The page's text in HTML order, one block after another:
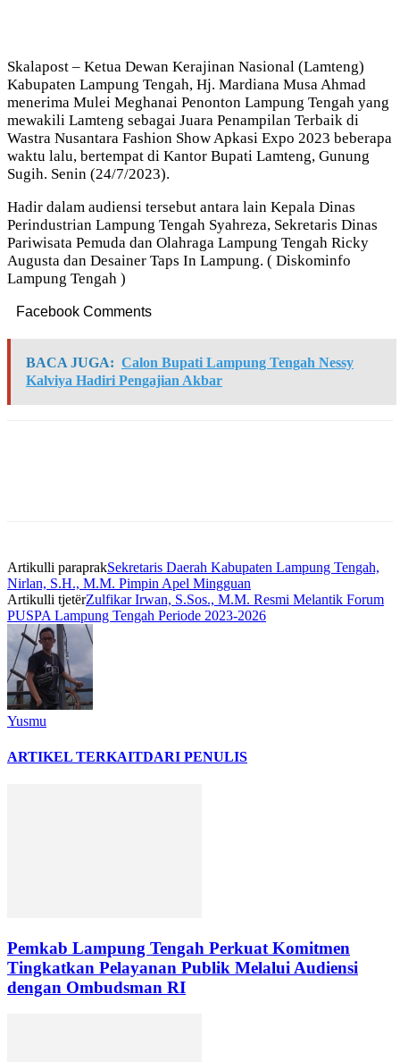
Skalapost – Ketua Dewan Kerajinan Nasional (Lamteng)
Kabupaten Lampung Tengah, Hj. Mardiana Musa Ahmad
menerima Mulei Meghanai Penonton Lampung Tengah yang
mewakili Lamteng sebagai Juara Penampilan Terbaik di
Wastra Nusantara Fashion Show Apkasi Expo 2023 beberapa
waktu lalu, bertempat di Kantor Bupati Lamteng, Gunung
Sugih. Senin (24/7/2023).
Hadir dalam audiensi tersebut antara lain Kepala Dinas
Perindustrian Lampung Tengah Syahreza, Sekretaris Dinas
Pariwisata Pemuda dan Olahraga Lampung Tengah Ricky
Augusta dan Desainer Taps In Lampung. ( Diskominfo
Lampung Tengah )
Facebook Comments
BACA JUGA: Calon Bupati Lampung Tengah Nessy
Kalviya Hadiri Pengajian Akbar
Artikulli paraprakSekretaris Daerah Kabupaten Lampung Tengah,
Nirlan, S.H., M.M. Pimpin Apel Mingguan
Artikulli tjetërZulfikar Irwan, S.Sos., M.M. Resmi Melantik Forum
PUSPA Lampung Tengah Periode 2023-2026
Yusmu
ARTIKEL TERKAITDARI PENULIS
Pemkab Lampung Tengah Perkuat Komitmen
Tingkatkan Pelayanan Publik Melalui Audiensi
dengan Ombudsman RI